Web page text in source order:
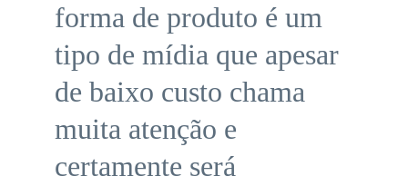
forma de produto é um
tipo de mídia que apesar
de baixo custo chama
muita atenção e
certamente será